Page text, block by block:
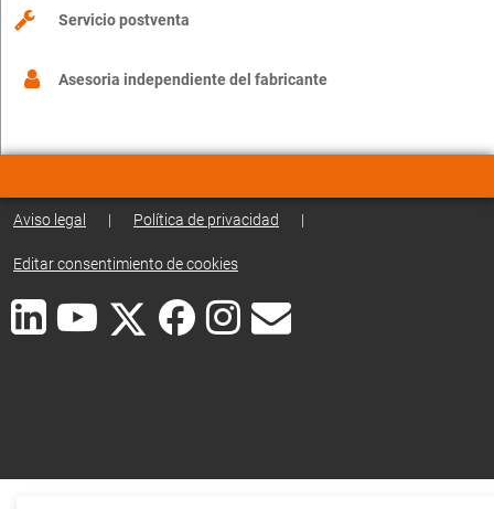
Servicio postventa
Asesoria independiente del fabricante
Aviso legal | Política de privacidad |
Editar consentimiento de cookies